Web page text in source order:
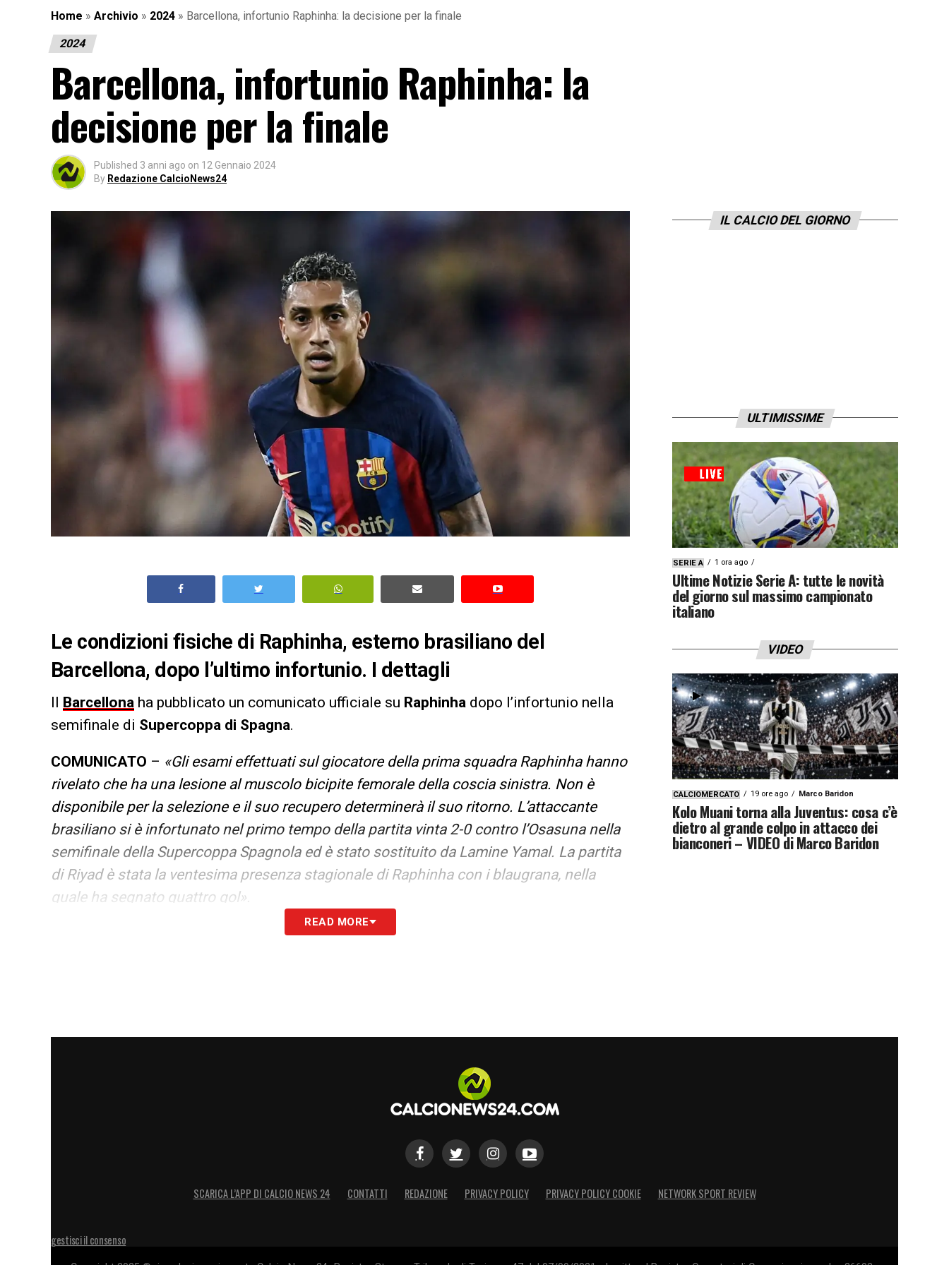
Home » Archivio » 2024 » Barcellona, infortunio Raphinha: la decisione per la finale
2024
Barcellona, infortunio Raphinha: la
decisione per la finale
Published 3 anni ago on 12 Gennaio 2024
By Redazione CalcioNews24
Le condizioni fisiche di Raphinha, esterno brasiliano del
Barcellona, dopo l’ultimo infortunio. I dettagli
Il Barcellona ha pubblicato un comunicato ufficiale su Raphinha dopo l’infortunio nella
semifinale di Supercoppa di Spagna.
COMUNICATO – «Gli esami effettuati sul giocatore della prima squadra Raphinha hanno
rivelato che ha una lesione al muscolo bicipite femorale della coscia sinistra. Non è
disponibile per la selezione e il suo recupero determinerà il suo ritorno. L’attaccante
brasiliano si è infortunato nel primo tempo della partita vinta 2-0 contro l’Osasuna nella
semifinale della Supercoppa Spagnola ed è stato sostituito da Lamine Yamal. La partita
di Riyad è stata la ventesima presenza stagionale di Raphinha con i blaugrana, nella
quale ha segnato quattro gol».
LA PLAYLIST DELLE NOSTRE TOP NEWS
READ MORE
IL CALCIO DEL GIORNO
ULTIMISSIME
SERIE A 1 ora ago
Ultime Notizie Serie A: tutte le novità
del giorno sul massimo campionato
italiano
VIDEO
CALCIOMERCATO 19 ore ago Marco Baridon
Kolo Muani torna alla Juventus: cosa c’è
dietro al grande colpo in attacco dei
bianconeri – VIDEO di Marco Baridon
SCARICA L’APP DI CALCIO NEWS 24 CONTATTI REDAZIONE PRIVACY POLICY PRIVACY POLICY COOKIE NETWORK SPORT REVIEW
gestisci il consenso